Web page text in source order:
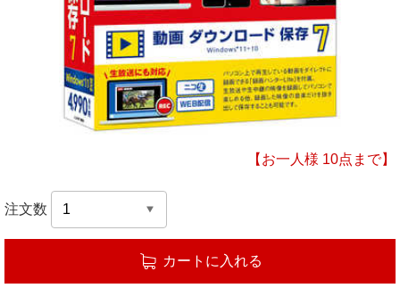
【お一人様 10点まで】
注文数
カートに入れる